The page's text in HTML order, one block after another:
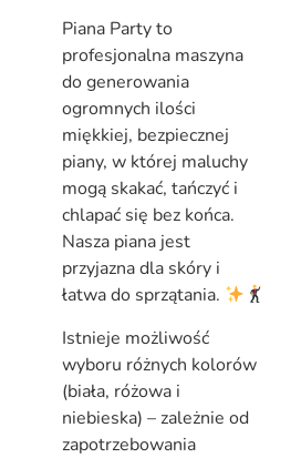
Piana Party to
profesjonalna maszyna
do generowania
ogromnych ilości
miękkiej, bezpiecznej
piany, w której maluchy
mogą skakać, tańczyć i
chlapać się bez końca.
Nasza piana jest
przyjazna dla skóry i
łatwa do sprzątania.
Istnieje możliwość
wyboru różnych kolorów
(biała, różowa i
niebieska) – zależnie od
zapotrzebowania